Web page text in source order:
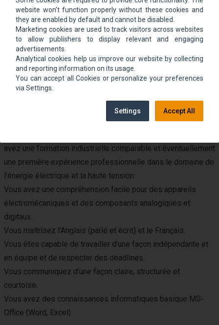
techniques et aux négociations commerciales, toujours
soutenu par le Area Sales Manager.
Toutes les activités se font toujours en étroite collaboration
avec notre société mère en Allemagne basée à Regensburg.
De plus vous serez également en contact avec nos collègues
Espagne et/ou autres succursales.
Vous avez un Diplôme de Brevet Technicien Supérieur ou
avez une formation industrielle comparable et éventuellement
une première expérience professionnelle dans le domaine de
l’énergie électrique et la haute tension.
Vous avez une compréhension facile pour des appareils
électromécaniques et des composants analogiques et
digitaux.
Vous maîtrisez l’Anglais (parlé et écrit) et le Français.
Vous êtes capable de travailler d’une façon indépendante et
en équipe et de respecter des deadlines.
Vous communiquez d’une façon claire, structurée et
courtoise.
Vous avez des connaissances informatiques basique MS-
Office (Word, Excel).
website won't function properly without these cookies and
they are enabled by default and cannot be disabled.
Marketing cookies are used to track visitors across websites
to allow publishers to display relevant and engaging
advertisements.
Analytical cookies help us improve our website by collecting
and reporting information on its usage.
You can accept all Cookies or personalize your preferences
via Settings.
Settings Accept All